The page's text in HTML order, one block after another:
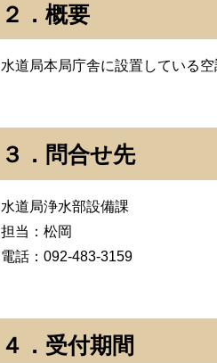
２．概要
水道局本局庁舎に設置している
３．問合せ先
水道局浄水部設備課
担当：松岡
電話：092-483-3159
４．受付期間